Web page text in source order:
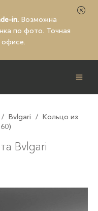
in. Возможна
по фото. Точная
офисе.
/ Bvlgari / Кольцо из
Bvlgari